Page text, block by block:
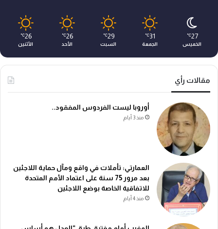
27
℃
الخميس
31
℃
الجمعة
29
℃
السبت
26
℃
الأحد
26
℃
الأثنين
مقالات رأي
أوروبا ليست الفردوس المفقود..
منذ 3 أيام
العمارتي: تأملات في واقع ومآل حماية اللاجئين
بعد مرور 75 سنة على اعتماد الأمم المتحدة
للاتفاقية الخاصة بوضع اللاجئين
منذ 4 أيام